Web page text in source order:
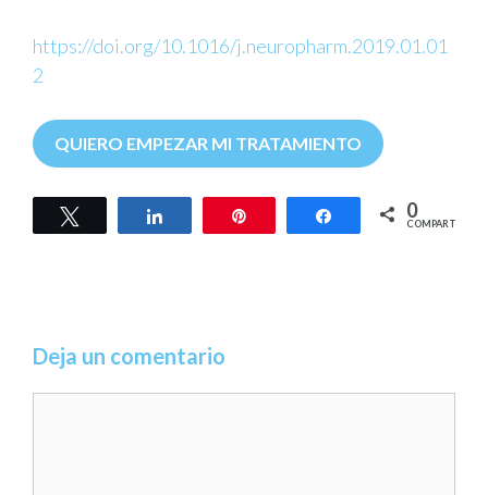
https://doi.org/10.1016/j.neuropharm.2019.01.01
2
QUIERO EMPEZAR MI TRATAMIENTO
Twittear Compartir Compartir
0
COMPARTIR
Deja un comentario